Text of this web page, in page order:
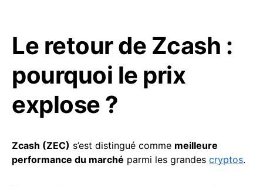
Le retour de Zcash :
pourquoi le prix
explose ?
Zcash (ZEC) s’est distingué comme meilleure
performance du marché parmi les grandes cryptos.